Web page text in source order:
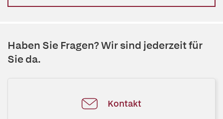
Haben Sie Fragen? Wir sind jederzeit für
Sie da.
Kontakt